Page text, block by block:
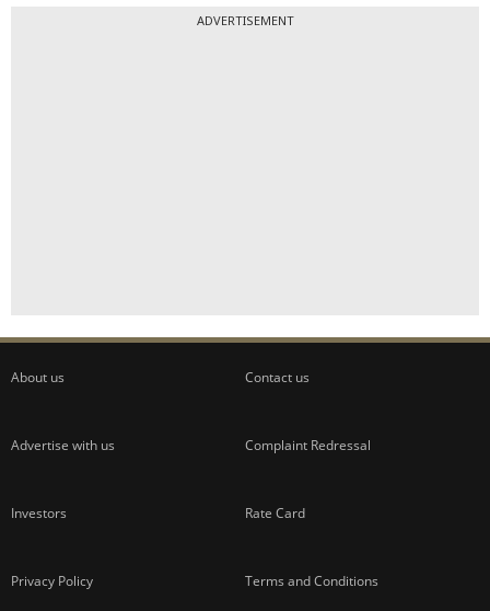
ADVERTISEMENT
About us Contact us
Advertise with us Complaint Redressal
Investors Rate Card
Privacy Policy Terms and Conditions